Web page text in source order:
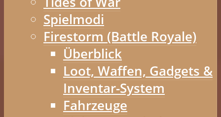
Spielmodi
Firestorm (Battle Royale)
Überblick
Loot, Waffen, Gadgets &
Inventar-System
Fahrzeuge